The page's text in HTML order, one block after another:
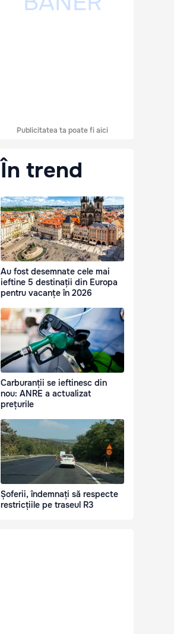
Publicitatea ta poate fi aici
În trend
Au fost desemnate cele mai
ieftine 5 destinații din Europa
pentru vacanțe în 2026
Carburanții se ieftinesc din
nou: ANRE a actualizat
prețurile
Șoferii, îndemnați să respecte
restricțiile pe traseul R3